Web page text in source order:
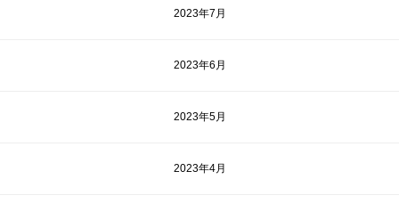
2023年7月
2023年6月
2023年5月
2023年4月